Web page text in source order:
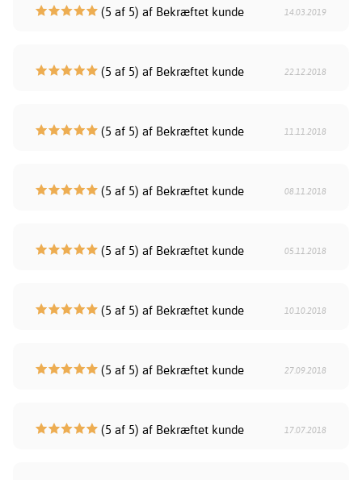
(5 af 5) af Bekræftet kunde 14.03.2019
(5 af 5) af Bekræftet kunde 22.12.2018
(5 af 5) af Bekræftet kunde 11.11.2018
(5 af 5) af Bekræftet kunde 08.11.2018
(5 af 5) af Bekræftet kunde 05.11.2018
(5 af 5) af Bekræftet kunde 10.10.2018
(5 af 5) af Bekræftet kunde 27.09.2018
(5 af 5) af Bekræftet kunde 17.07.2018